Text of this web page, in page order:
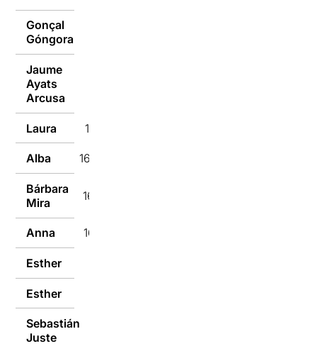
Gonçal
Góngora
Jaume
Ayats
Arcusa
Laura 16/12/2018
Alba 16/12/2018
Bárbara
Mira
16/12/2018
Anna 16/12/2018
Esther
Esther
Sebastián
Juste